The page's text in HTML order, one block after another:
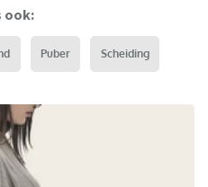
ook:
Puber Scheiding